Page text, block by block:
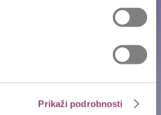
Prikaži podrobnosti